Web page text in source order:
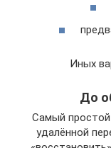
Иных
До
Самый простой
удалённой